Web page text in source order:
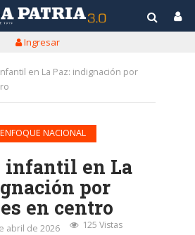
Ingresar
en La Paz: indignación por
ENFOQUE NACIONAL
infantil en La
por
en centro
abril de 2026 125 Vistas